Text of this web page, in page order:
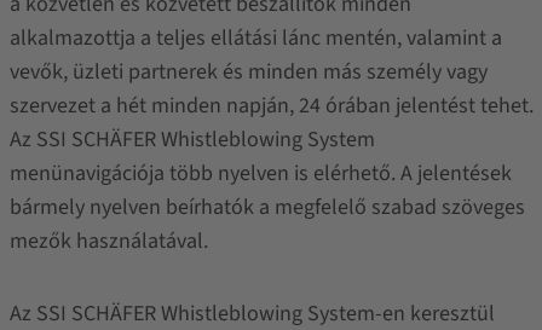
alkalmazottja a teljes ellátási lánc mentén, valamint a
vevők, üzleti partnerek és minden más személy vagy
szervezet a hét minden napján, 24 órában jelentést tehet.
Az SSI SCHÄFER Whistleblowing System
menünavigációja több nyelven is elérhető. A jelentések
bármely nyelven beírhatók a megfelelő szabad szöveges
mezők használatával.
Az SSI SCHÄFER Whistleblowing System-en keresztül